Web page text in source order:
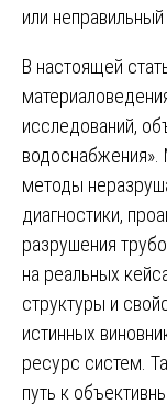
или
В настоящей
исследований,
методы
диагностики,
разрушения
на реальных
структуры и
истинных
ресурс систем.
путь к